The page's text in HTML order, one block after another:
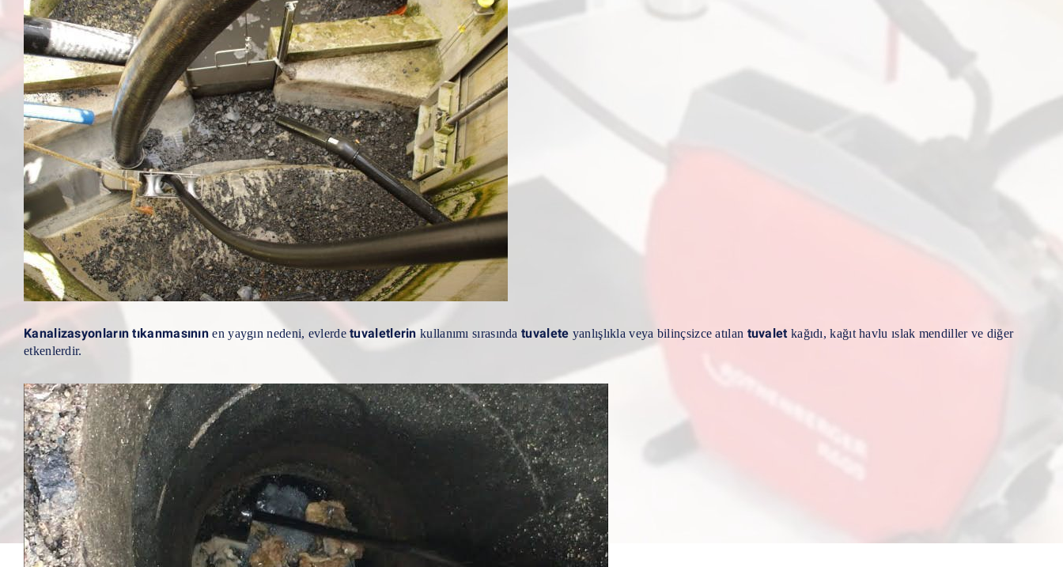
Kanalizasyonların tıkanmasının en yaygın nedeni, evlerdetuvaletlerin kullanımı sırasındatuvalete yanlışlıkla veya bilinçsizce atılan tuvalet kağıdı, kağıt havlu ıslak mendiller ve diğer
etkenlerdir.